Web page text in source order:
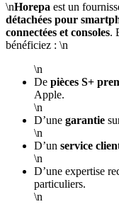
\nHorepa est un
détachées pour
connectées et consoles.
bénéficiez : \n
\n
De pièces S+
Apple.
\n
D’une garantie
\n
D’un service
\n
D’une expertise
particuliers.
\n